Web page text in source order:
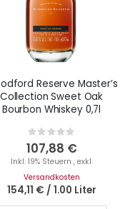
Reserve Master’s
Collection Sweet Oak
Bourbon Whiskey 0,7l
Rating:
0%
107,88 €
Inkl. 19% Steuern , exkl.
Versandkosten
154,11 € / 1.00 Liter